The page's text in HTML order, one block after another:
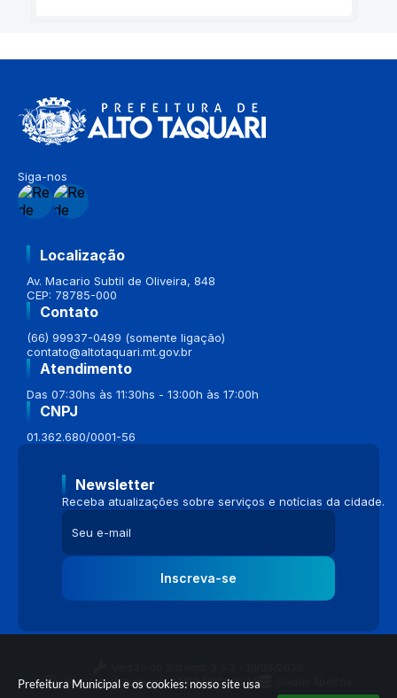
Prefeitura Municipal e os cookies: nosso site usa
Siga-nos
Localização
Av. Macario Subtil de Oliveira, 848
CEP: 78785-000
Contato
(66) 99937-0499 (somente ligação)
contato@altotaquari.mt.gov.br
Atendimento
Das 07:30hs às 11:30hs - 13:00h às 17:00h
CNPJ
01.362.680/0001-56
Newsletter
Receba atualizações sobre serviços e notícias da cidade.
Inscreva-se
Portal atualizado em:04/08/2026 16:58